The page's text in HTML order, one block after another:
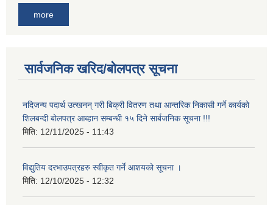
more
सार्वजनिक खरिद/बोलपत्र सूचना
नदिजन्य पदार्थ उत्खनन् गरी बिक्री वितरण तथा आन्तरिक निकासी गर्ने कार्यको
शिलबन्दी बोलपत्र आब्हान सम्बन्धी १५ दिने सार्बजनिक सूचना !!!
मिति: 12/11/2025 - 11:43
विद्युतिय दरभाउपत्रहरु स्वीकृत गर्ने आशयको सूचना ।
मिति: 12/10/2025 - 12:32